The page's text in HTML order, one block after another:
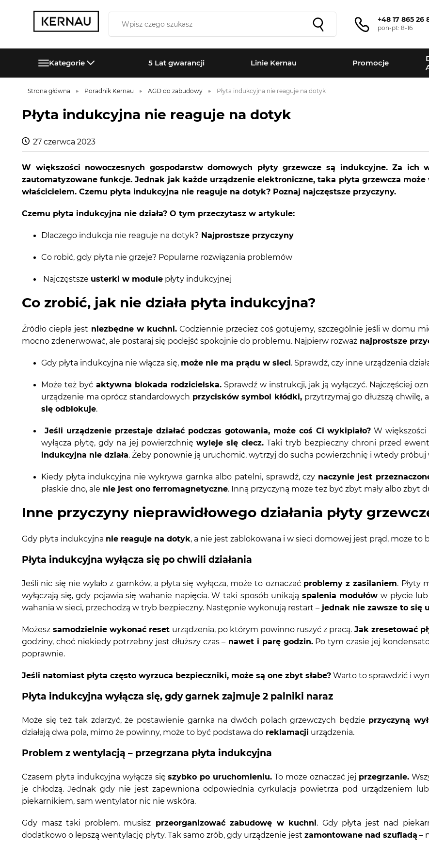
+48 17 865 26
pon-pt: 8-16
Kategorie 5 Lat gwarancji Linie Kernau Promocje
Strona główna Poradnik Kernau AGD do zabudowy Płyta indukcyjna nie reaguje na dotyk
Płyta indukcyjna nie reaguje na dotyk
27 czerwca 2023
W większości nowoczesnych gospodarstw domowych płyty grzewcze są indukcyjne. Za ich
zautomatyzowane funkcje. Jednak jak każde urządzenie elektroniczne, taka płyta grzewcza
właścicielem. Czemu płyta indukcyjna nie reaguje na dotyk? Poznaj najczęstsze przyczyny.
Czemu płyta indukcyjna nie działa? O tym przeczytasz w artykule:
Dlaczego indukcja nie reaguje na dotyk? Najprostsze przyczyny
Co robić, gdy płyta nie grzeje? Popularne rozwiązania problemów
Najczęstsze usterki w module płyty indukcyjnej
Co zrobić, jak nie działa płyta indukcyjna?
Źródło ciepła jest niezbędne w kuchni. Codziennie przecież coś gotujemy, szczególnie jeśli w domu
mocno zdenerwować, ale postaraj się podejść spokojnie do problemu. Najpierw rozważ najprostsze
Gdy płyta indukcyjna nie włącza się, może nie ma prądu w sieci. Sprawdź, czy inne urządzenia
Może też być aktywna blokada rodzicielska. Sprawdź w instrukcji, jak ją wyłączyć. Najczęściej
urządzenie ma oprócz standardowych przycisków symbol kłódki, przytrzymaj go dłuższą chwilę,
się odblokuje.
Jeśli urządzenie przestaje działać podczas gotowania, może coś Ci wykipiało? W
wyłącza płytę, gdy na jej powierzchnię wyleje się ciecz. Taki tryb bezpieczny chroni przed
indukcyjna nie działa. Żeby ponownie ją uruchomić, wytrzyj do sucha powierzchnię i wtedy próbuj
Kiedy płyta indukcyjna nie wykrywa garnka albo patelni, sprawdź, czy naczynie jest
płaskie dno, ale nie jest ono ferromagnetyczne. Inną przyczyną może też być zbyt mały albo zbyt
Inne przyczyny nieprawidłowego działania płyty
Gdy płyta indukcyjna nie reaguje na dotyk, a nie jest zablokowana i w sieci domowej jest prąd, może to
Płyta indukcyjna wyłącza się po chwili działania
Jeśli nic się nie wylało z garnków, a płyta się wyłącza, może to oznaczać problemy z zasilaniem. Płyty
wyłączają się, gdy pojawia się wahanie napięcia. W taki sposób unikają spalenia modułów w płycie
wahania w sieci, przechodzą w tryb bezpieczny. Następnie wykonują restart – jednak nie zawsze to się
Możesz samodzielnie wykonać reset urządzenia, po którym powinno ruszyć z pracą. Jak zresetować
godziny, choć niekiedy potrzebny jest dłuższy czas – nawet i parę godzin.Po tym czasie jej
poprawnie.
Jeśli natomiast płyta często wyrzuca bezpieczniki, może są one zbyt słabe? Warto to sprawdzić i
Płyta indukcyjna wyłącza się, gdy garnek zajmuje 2 palniki naraz
Może się też tak zdarzyć, że postawienie garnka na dwóch polach grzewczych będzie przyczyną
działają dwa pola, mimo że powinny, może to być podstawa do reklamacji urządzenia.
Problem z wentylacją – przegrzana płyta indukcyjna
Czasem płyta indukcyjna wyłącza sięszybko po uruchomieniu. To może oznaczać jej przegrzanie.
je chłodzą. Jednak gdy nie jest zapewniona odpowiednia cyrkulacja powietrza pod urządzeniem
piekarnikiem, sam wentylator nic nie wskóra.
Gdy masz taki problem, musisz przeorganizować zabudowę w kuchni. Gdy płyta jest nad
dodatkowo o lepszą wentylację płyty. Tak samo zrób, gdy urządzenie jest zamontowane nad szufladą –